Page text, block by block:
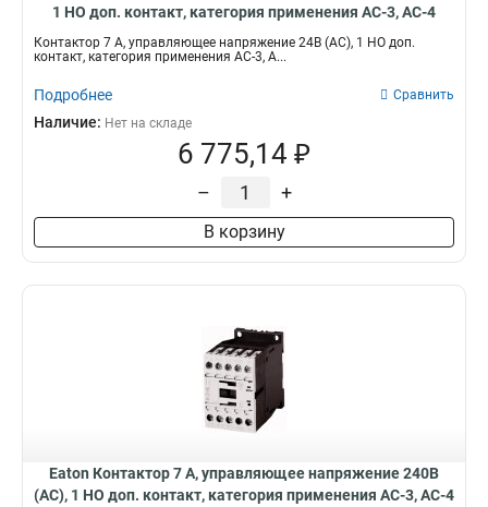
1 НО доп. контакт, категория применения AC-3, AC-4
DILM7-10(24V50HZ)
Контактор 7 А, управляющее напряжение 24В (АС), 1 НО доп.
контакт, категория применения AC-3, A...
Подробнее Сравнить
Наличие: Нет на складе
6 775,14 ₽
– +
В корзину
Eaton Контактор 7 А, управляющее напряжение 240В
(АС), 1 НО доп. контакт, категория применения AC-3, AC-4